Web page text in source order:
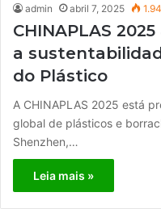
admin abril 7, 2025
CHINAPLAS
a
do Plástico
A CHINAPLAS 2025 está
global de plásticos e
Shenzhen,…
Leia mais »